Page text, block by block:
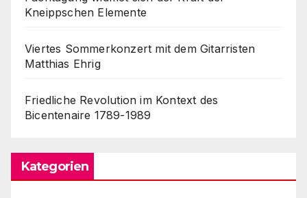
Kneippschen Elemente
Viertes Sommerkonzert mit dem Gitarristen
Matthias Ehrig
Friedliche Revolution im Kontext des
Bicentenaire 1789-1989
Kategorien